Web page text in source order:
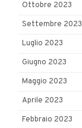
Ottobre 2023
Settembre 2023
Luglio 2023
Giugno 2023
Maggio 2023
Aprile 2023
Febbraio 2023